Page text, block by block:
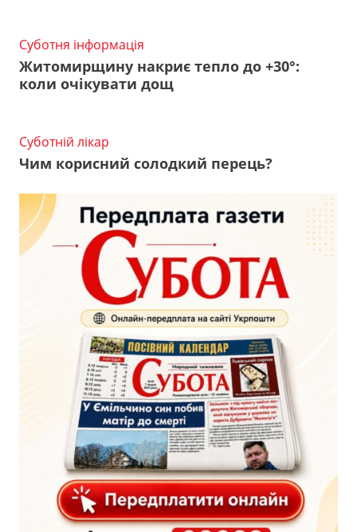
Суботня інформація
Житомирщину накриє тепло до +30°:
коли очікувати дощ
Суботній лікар
Чим корисний солодкий перець?